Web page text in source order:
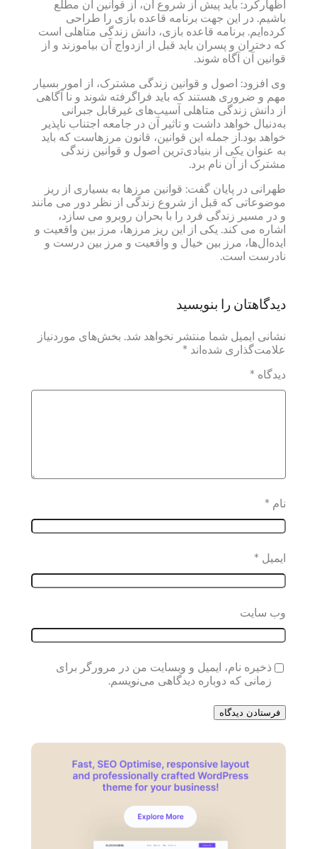
اظهارکرد: باید پیش از شروع آن، از قوانین آن مطلع
باشیم. در این جهت برنامه قاعده بازی را طراحی
کرده‌ایم. برنامه قاعده بازی، دانش زندگی متاهلی است
که دختران و پسران باید قبل از ازدواج آن بیاموزند و از
قوانین آن آگاه شوند.
وی افزود: اصول و قوانین زندگی مشترک، از امور بسیار
مهم و ضروری هستند که باید فراگرفته شوند و نا آگاهی
از دانش زندگی متاهلی آسیب‌های غیرقابل جبرانی
به‌دنبال خواهد داشت و تاثیر آن در جامعه اجتناب ناپذیر
خواهد بود.از جمله این قوانین، قانون مرزهاست که باید
به عنوان یکی از بنیادی‌ترین اصول و قوانین زندگی
مشترک از آن نام برد.
طهرانی در پایان گفت: قوانین مرزها به بسیاری از ریز
موضوعاتی که قبل از شروع زندگی از نظر دور می مانند
و در مسیر زندگی فرد را با بحران روبرو می سازد،
اشاره می کند. یکی از این ریز مرزها، مرز بین واقعیت و
ایده‌ال‌ها، مرز بین خیال و واقعیت و مرز بین درست و
نادرست است.
دیدگاهتان را بنویسید
نشانی ایمیل شما منتشر نخواهد شد. بخش‌های موردنیاز
علامت‌گذاری شده‌اند *
دیدگاه *
نام *
ایمیل *
وب‌ سایت
ذخیره نام، ایمیل و وبسایت من در مرورگر برای
زمانی که دوباره دیدگاهی می‌نویسم.